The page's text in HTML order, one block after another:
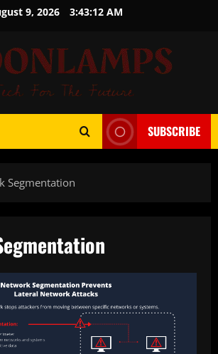
9, 2026 3:43:12 AM
SUBSCRIBE
Segmentation